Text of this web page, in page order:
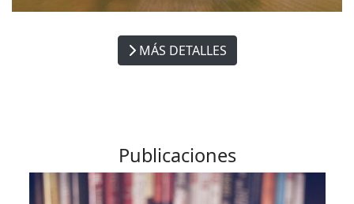
MÁS DETALLES
Publicaciones